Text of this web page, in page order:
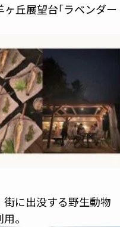
ヶ丘展望台｢ラベンダー
街に出没する野生動物
。